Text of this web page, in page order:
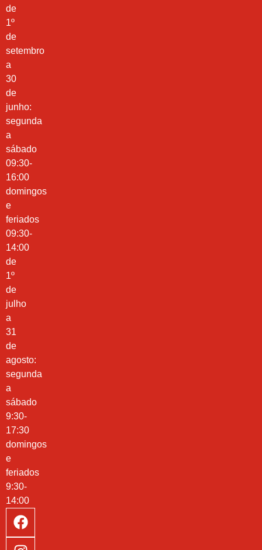
de
1º
de
setembro
a
30
de
junho:
segunda
a
sábado
09:30-
16:00
domingos
e
feriados
09:30-
14:00
de
1º
de
julho
a
31
de
agosto:
segunda
a
sábado
9:30-
17:30
domingos
e
feriados
9:30-
14:00